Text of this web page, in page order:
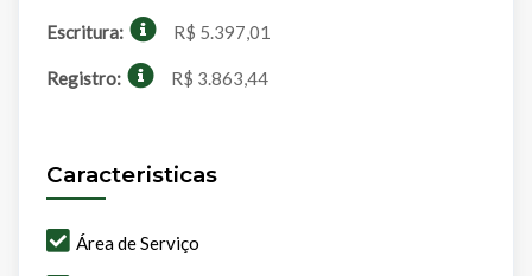
Escritura: R$ 5.397,01
Registro: R$ 3.863,44
Caracteristicas
Área de Serviço